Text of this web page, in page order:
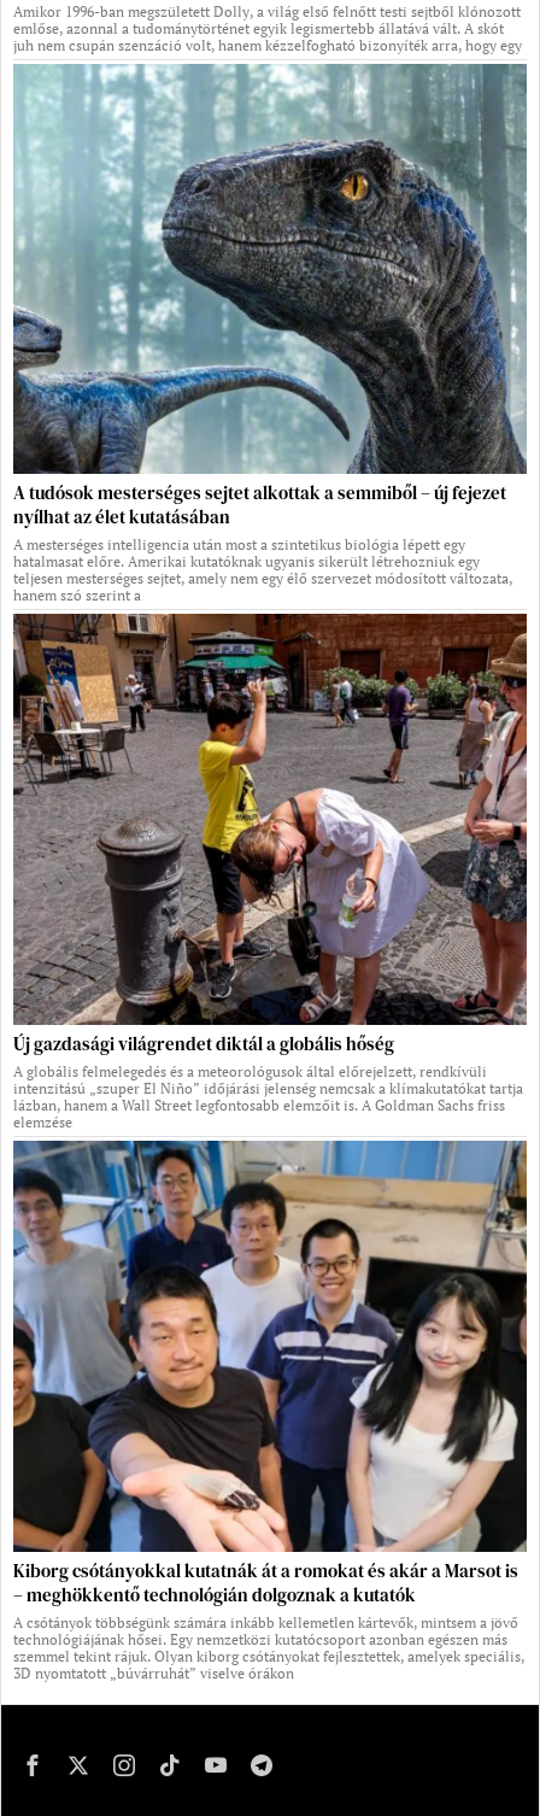
Amikor 1996-ban megszületett Dolly, a világ első felnőtt testi sejtből klónozott
emlőse, azonnal a tudománytörténet egyik legismertebb állatává vált. A skót
juh nem csupán szenzáció volt, hanem kézzelfogható bizonyíték arra, hogy egy
A tudósok mesterséges sejtet alkottak a semmiből – új fejezet
nyílhat az élet kutatásában
A mesterséges intelligencia után most a szintetikus biológia lépett egy
hatalmasat előre. Amerikai kutatóknak ugyanis sikerült létrehozniuk egy
teljesen mesterséges sejtet, amely nem egy élő szervezet módosított változata,
hanem szó szerint a
Új gazdasági világrendet diktál a globális hőség
A globális felmelegedés és a meteorológusok által előrejelzett, rendkívüli
intenzitású „szuper El Niño” időjárási jelenség nemcsak a klímakutatókat tartja
lázban, hanem a Wall Street legfontosabb elemzőit is. A Goldman Sachs friss
elemzése
Kiborg csótányokkal kutatnák át a romokat és akár a Marsot is
– meghökkentő technológián dolgoznak a kutatók
A csótányok többségünk számára inkább kellemetlen kártevők, mintsem a jövő
technológiájának hősei. Egy nemzetközi kutatócsoport azonban egészen más
szemmel tekint rájuk. Olyan kiborg csótányokat fejlesztettek, amelyek speciális,
3D nyomtatott „búvárruhát” viselve órákon